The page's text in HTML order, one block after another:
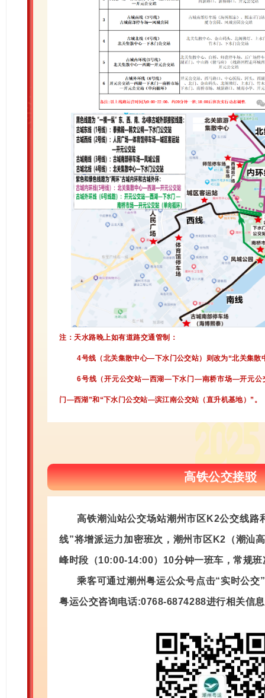
注：天水路晚上如有道路交通管制：
4号线（北关集散中心—下水门公交站）则改为“北关集
6号线（开元公交站—西湖—下水门—南桥市场—开元公
门—西湖”和“下水门公交站—滨江南公交站（直升机基地）”。
高铁公交接驳
高铁潮汕站公交场站潮州市区K2公交线路
线”将增派运力加密班次， 潮州市区K2（潮汕
峰时段（10:00-14:00）10分钟一班车，常规
乘客可通过潮州粤运公众号点击“实时公交
粤运公交咨询电话:0768-6874288进行相关信